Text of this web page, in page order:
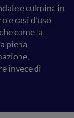
e culmina in
e casi d'uso
come la
piena
invece di